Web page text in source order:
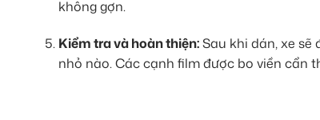
không gợn.
Kiểm tra và hoàn thiện:Sau khi dán, xe sẽ
nhỏ nào. Các cạnh film được bo viền cẩn